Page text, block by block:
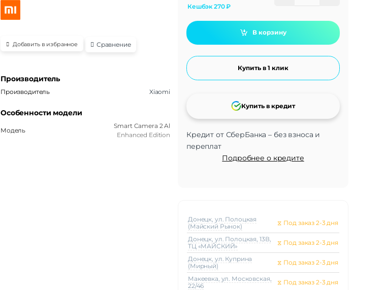
Добавить в избранное Сравнение
Производитель
Производитель Xiaomi
Особенности модели
Модель
Smart Camera 2 Al
Enhanced Edition
Кешбэк270₽
В корзину
Купить в 1 клик
Кредит от СберБанка – без взноса и
переплат
Подробнее о кредите
Купить в кредит
Донецк, ул. Полоцкая
(Майский Рынок)
⧖ Под заказ 2-3 дня
Донецк, ул. Полоцкая, 13В,
ТЦ «МАЙСКИЙ»
⧖ Под заказ 2-3 дня
Донецк, ул. Куприна
(Мирный)
⧖ Под заказ 2-3 дня
Макеeвка, ул. Московская,
22/46
⧖ Под заказ 2-3 дня